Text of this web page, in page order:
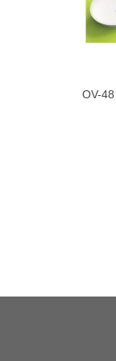
OV-48